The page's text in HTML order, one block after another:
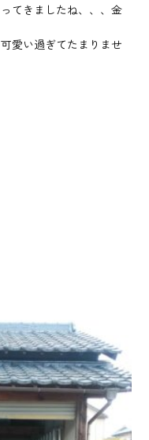
てきましたね、、、金
愛い過ぎてたまりませ